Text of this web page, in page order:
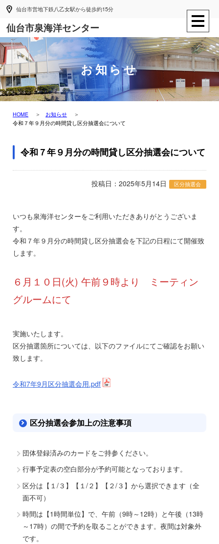
仙台市営地下鉄八乙女駅から徒歩約15分
仙台市泉海洋センター
お知らせ
HOME
お知らせ
令和７年９月分の時間貸し区分抽選会について
令和７年９月分の時間貸し区分抽選会について
投稿日：2025年5月14日 区分抽選会
いつも泉海洋センターをご利用いただきありがとうございま
す。
令和７年９月分の時間貸し区分抽選会を下記の日程にて開催致
します。
６月１０日(火) 午前９時より ミーティン
グルームにて
実施いたします。
区分抽選箇所については、以下のファイルにてご確認をお願い
致します。
令和7年9月区分抽選会用.pdf
区分抽選会参加上の注意事項
団体登録済みのカードをご持参ください。
行事予定表の空白部分が予約可能となっております。
区分は【１/３】【１/２】【２/３】から選択できます（全
面不可）
時間は【1時間単位】で、午前（9時～12時）と午後（13時
～17時）の間で予約を取ることができます。夜間は対象外
です。